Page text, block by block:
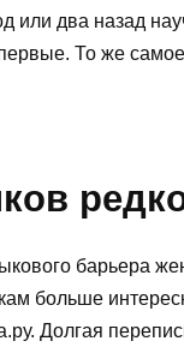
или два назад
То же
барьера
больше
Долгая